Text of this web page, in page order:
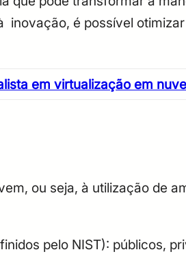
inovação, é possível
em virtualização em
ou seja, à utilização de
pelo NIST): públicos,